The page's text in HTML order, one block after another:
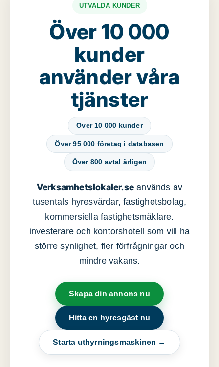
UTVALDA KUNDER
Över 10 000
kunder
använder våra
tjänster
Över 10 000 kunder
Över 95 000 företag i databasen
Över 800 avtal årligen
Verksamhetslokaler.se används av
tusentals hyresvärdar, fastighetsbolag,
kommersiella fastighetsmäklare,
investerare och kontorshotell som vill ha
större synlighet, fler förfrågningar och
mindre vakans.
Skapa din annons nu
Hitta en hyresgäst nu
Starta uthyrningsmaskinen →